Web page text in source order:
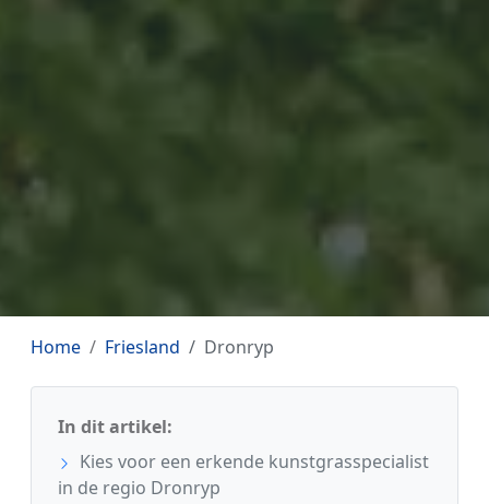
Home Friesland Dronryp
In dit artikel:
Kies voor een erkende kunstgrasspecialist
in de regio Dronryp